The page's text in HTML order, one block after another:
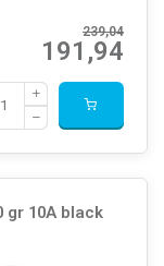
239,04
191,94
gr 10A black